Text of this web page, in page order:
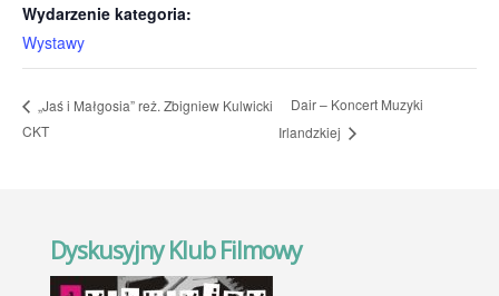
Wydarzenie kategoria:
Wystawy
„Jaś i Małgosia” reż. Zbigniew Kulwicki
CKT
Dair – Koncert Muzyki
Irlandzkiej
Dyskusyjny Klub Filmowy